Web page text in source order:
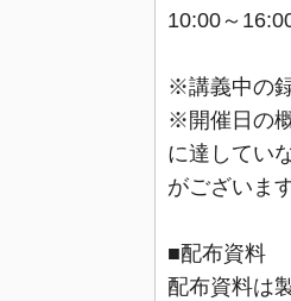
10:00～
※講義中の
※開催日の
に達してい
がございま
■配布資料
配布資料は